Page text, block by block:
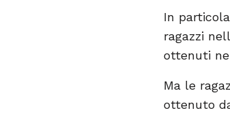
In
ragazzi
ottenuti
Ma le
ottenuto